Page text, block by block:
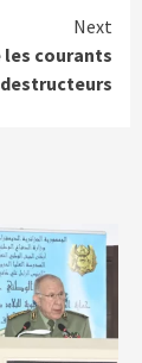
Next
les courants
destructeurs